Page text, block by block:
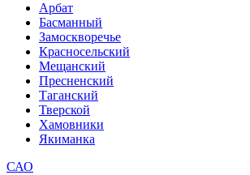
Арбат
Басманный
Замоскворечье
Красносельский
Мещанский
Пресненский
Таганский
Тверской
Хамовники
Якиманка
САО